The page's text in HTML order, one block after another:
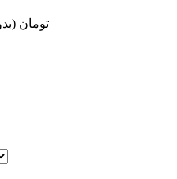
95,000 تومان